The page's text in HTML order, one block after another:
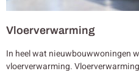
Vloerverwarming
In heel wat nieuwbouwwoningen
vloerverwarming.